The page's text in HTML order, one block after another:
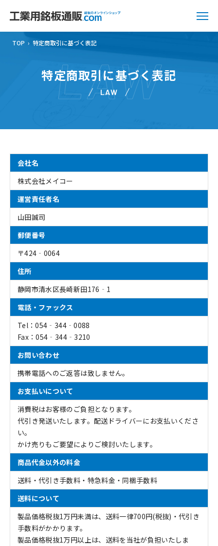
TOP › 特定商取引に基づく表記
特定商取引に基づく表記
LAW
LAW
会社名
株式会社メイコー
運営責任者名
山田誠司
郵便番号
〒424‐0064
住所
静岡市清水区長崎新田176‐1
電話・ファックス
Tel：054‐344‐0088
Fax：054‐344‐3210
お問い合わせ
携帯電話へのご返答は致しません。
お支払いについて
消費税はお客様のご負担となります。
代引き発送いたします。配送ドライバーにお支払いくださ
い。
かけ売りもご要望によりご検討いたします。
商品代金以外の料金
送料・代引き手数料・特急料金・同梱手数料
送料について
製品価格税抜1万円未満は、送料一律700円(税抜)・代引き
手数料がかかります。
製品価格税抜1万円以上は、送料を当社が負担いたしま